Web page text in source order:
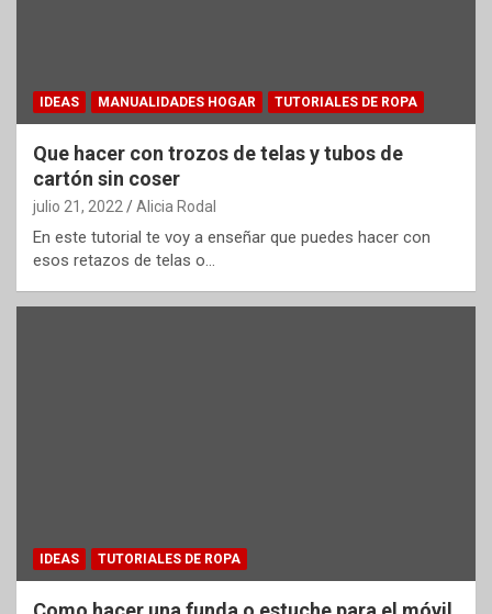
IDEAS MANUALIDADES HOGAR TUTORIALES DE ROPA
Que hacer con trozos de telas y tubos de
cartón sin coser
julio 21, 2022 Alicia Rodal
En este tutorial te voy a enseñar que puedes hacer con
esos retazos de telas o…
IDEAS TUTORIALES DE ROPA